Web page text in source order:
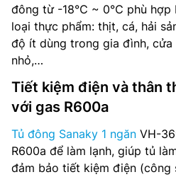
đông từ -18℃ ~ 0℃ phù hợp
loại thực phẩm: thịt, cá, hải
độ ít dùng trong gia đình, cửa
nhỏ,…
Tiết kiệm điện và thân
với gas R600a
Tủ đông Sanaky 1 ngăn VH-
R600a để làm lạnh, giúp tủ
đảm bảo tiết kiệm điện (công